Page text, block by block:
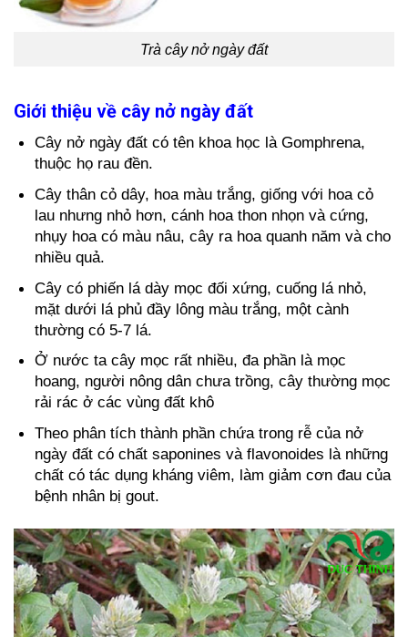
Trà cây nở ngày đất
Giới thiệu về cây nở ngày đất
Cây nở ngày đất có tên khoa học là Gomphrena,
thuộc họ rau đền.
Cây thân cỏ dây, hoa màu trắng, giống với hoa cỏ
lau nhưng nhỏ hơn, cánh hoa thon nhọn và cứng,
nhụy hoa có màu nâu, cây ra hoa quanh năm và cho
nhiều quả.
Cây có phiến lá dày mọc đối xứng, cuống lá nhỏ,
mặt dưới lá phủ đầy lông màu trắng, một cành
thường có 5-7 lá.
Ở nước ta cây mọc rất nhiều, đa phần là mọc
hoang, người nông dân chưa trồng, cây thường mọc
rải rác ở các vùng đất khô
Theo phân tích thành phần chứa trong rễ của nở
ngày đất có chất saponines và flavonoides là những
chất có tác dụng kháng viêm, làm giảm cơn đau của
bệnh nhân bị gout.